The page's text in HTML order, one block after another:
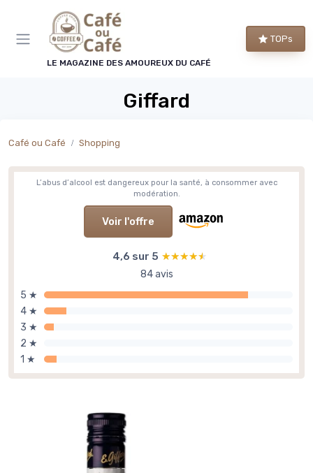
LE MAGAZINE DES AMOUREUX DU CAFÉ
TOPs
Giffard
Café ou Café Shopping
L’abus d’alcool est dangereux pour la santé, à consommer avec
modération.
Voir l'offre
4,6 sur 5 ★★★★★
★★★★★
84 avis
5 ★
4 ★
3 ★
2 ★
1 ★
Panneau de gestion des cookies